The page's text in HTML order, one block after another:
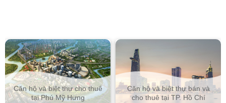
Căn hộ và biệt thự cho thuê
tại Phú Mỹ Hưng
Căn hộ và biệt thự bán và
cho thuê tại TP. Hồ Chí